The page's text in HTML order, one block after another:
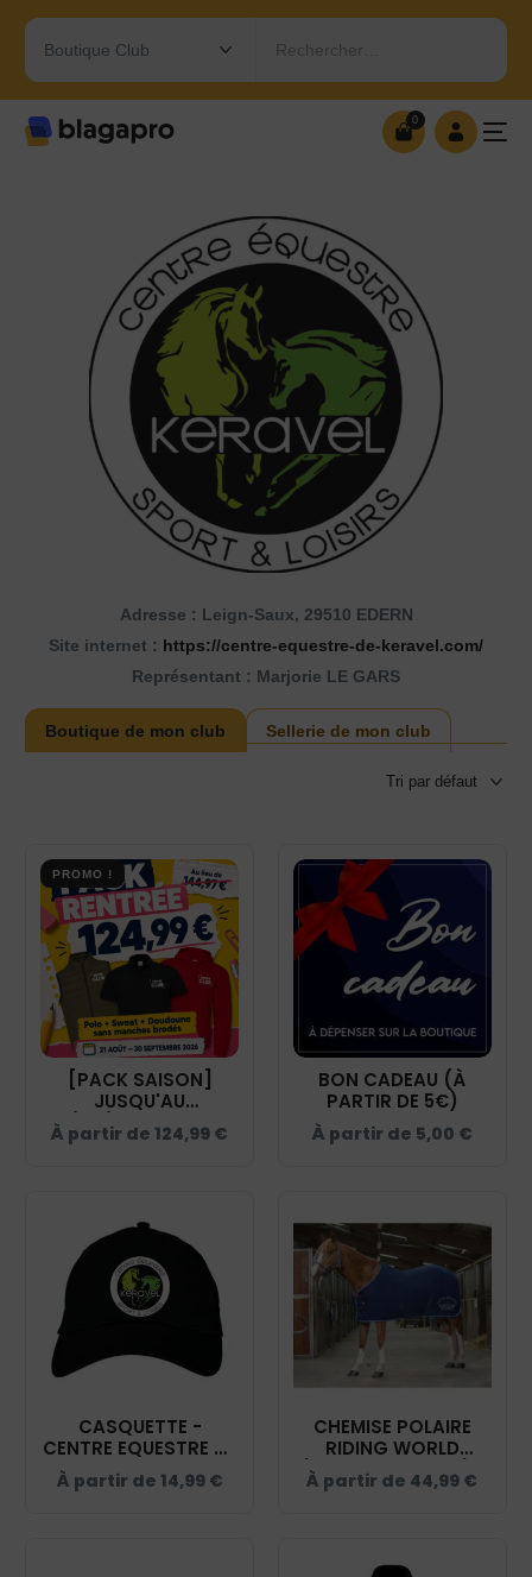
Rechercher…
0
Adresse : Leign-Saux, 29510 EDERN
Site internet : https://centre-equestre-de-keravel.com/
Représentant : Marjorie LE GARS
Boutique de mon club Sellerie de mon club
PROMO !
[PACK SAISON]
JUSQU'AU
05/04/2026 – POLO,
SWEAT, DOUDOUNE
À partir de 124,99 €
BON CADEAU (À
PARTIR DE 5€)
À partir de 5,00 €
CASQUETTE -
CENTRE EQUESTRE DE
KERAVEL - BF015
À partir de 14,99 €
CHEMISE POLAIRE
RIDING WORLD
(AVEC ATTACHES) -
CENTRE EQUESTRE DE
À partir de 44,99 €